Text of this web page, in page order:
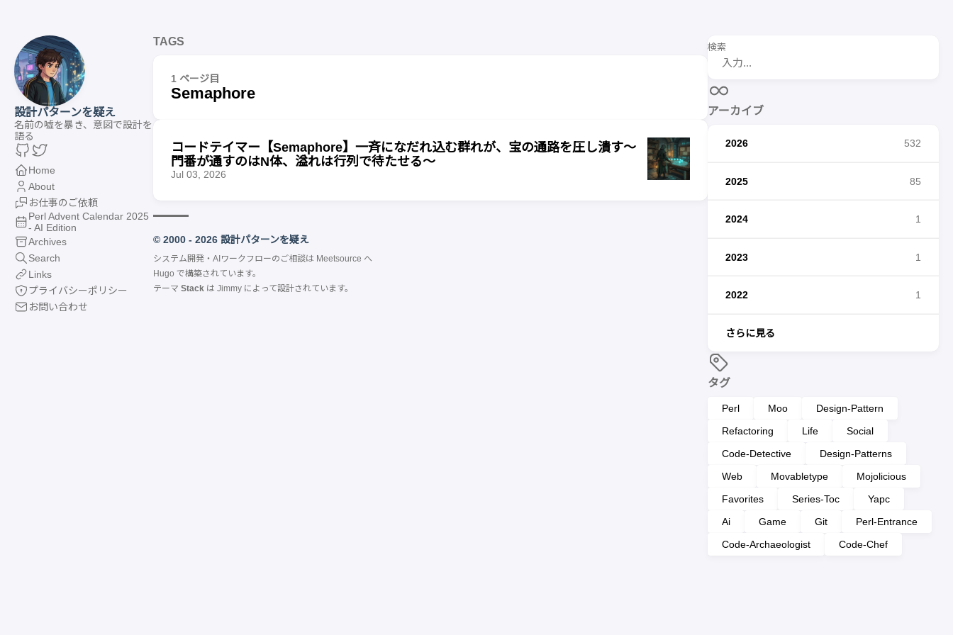
設計パターンを疑え
名前の嘘を暴き、意図で設計を
語る
Home
About
お仕事のご依頼
Perl Advent Calendar 2025
- AI Edition
Archives
Search
Links
プライバシーポリシー
お問い合わせ
検索
アーカイブ
2026 532
2025 85
2024 1
2023 1
2022 1
さらに見る
タグ
Perl Moo
Design-Pattern
Refactoring
Life
Social
Code-Detective
Design-Patterns
Web
Movabletype
Mojolicious
Favorites
Series-Toc
Yapc
Ai
Game Git
Perl-Entrance
Code-Archaeologist
Code-Chef
TAGS
1 ページ目
Semaphore
コードテイマー【Semaphore】一斉になだれ込む群れが、宝の通路を圧し潰す〜
門番が通すのはN体、溢れは行列で待たせる〜
Jul 03, 2026
© 2000 - 2026 設計パターンを疑え
システム開発・AIワークフローのご相談は Meetsource へ
Hugo で構築されています。
テーマ Stackは Jimmyによって設計されています。